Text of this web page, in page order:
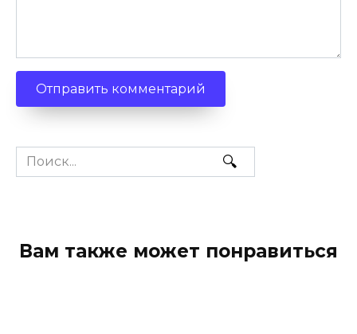
Search
for:
Вам также может понравиться